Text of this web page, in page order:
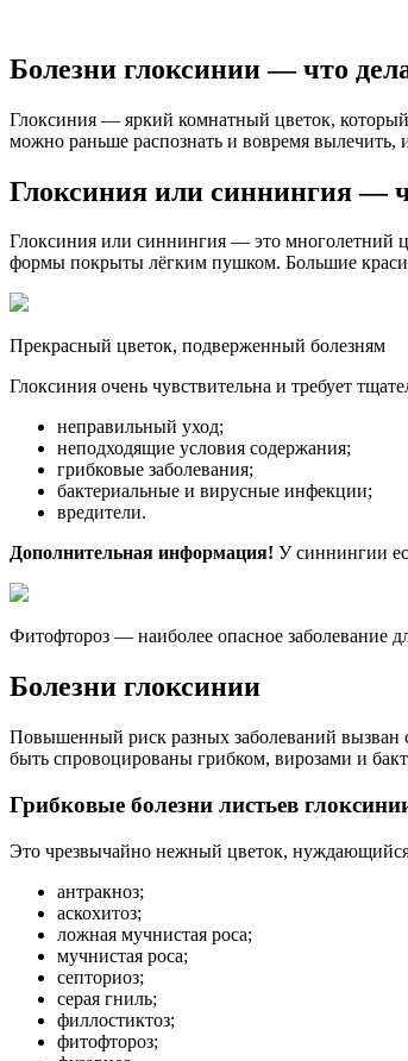
Болезни глоксинии — что
Глоксиния — яркий комнатный цветок,
можно раньше распознать и вовремя вылечить,
Глоксиния или синнингия —
Глоксиния или синнингия — это многолетний
формы покрыты лёгким пушком. Большие
Прекрасный цветок, подверженный болезням
Глоксиния очень чувствительна и требует
неправильный уход;
неподходящие условия содержания;
грибковые заболевания;
бактериальные и вирусные инфекции;
вредители.
Дополнительная информация! У синнингии
Фитофтороз — наиболее опасное заболевание
Болезни глоксинии
Повышенный риск разных заболеваний вызван
быть спровоцированы грибком, вирозами и
Грибковые болезни листьев
Это чрезвычайно нежный цветок,
антракноз;
аскохитоз;
ложная мучнистая роса;
мучнистая роса;
септориоз;
серая гниль;
филлостиктоз;
фитофтороз;